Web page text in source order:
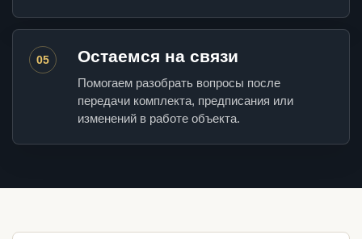
05 Остаемся на связи
Помогаем разобрать вопросы после
передачи комплекта, предписания или
изменений в работе объекта.